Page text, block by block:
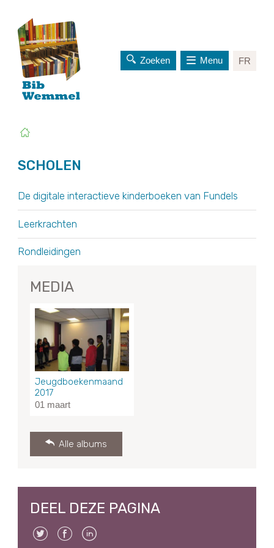
Zoeken FR
Menu
bent
SCHOLEN
OVERZICHT
De digitale interactieve kinderboeken van Fundels
Leerkrachten
Rondleidingen
MEDIA
Jeugdboekenmaand
2017
01 maart
Alle albums
DEEL DEZE PAGINA
Twitter Facebook